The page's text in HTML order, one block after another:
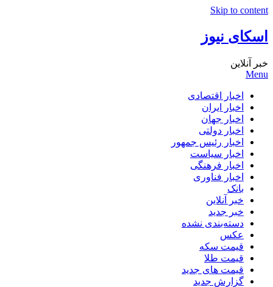
Skip to content
اسکای نیوز
خبر آنلاین
Menu
اخبار اقتصادی
اخبار ایران
اخبار جهان
اخبار دولتی
اخبار رئیس جمهور
اخبار سیاست
اخبار فرهنگی
اخبار فناوری
بانک
خبر آنلاین
خبر جدید
دسته‌بندی نشده
عکس
قیمت سکه
قیمت طلا
قیمت های جدید
گزارش جدید